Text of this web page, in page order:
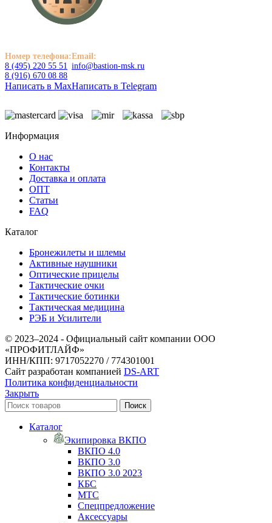
Номер телефона:
8 (495) 220 55 51
8 (916) 670 08 88
Email:
info@bastion-msk.ru
Написать в MaxНаписать в Telegram
Информация
О нас
Контакты
Доставка и оплата
ОПТ
Статьи
FAQ
Каталог
Бронежилеты и шлемы
Активные наушники
Оптические прицелы
Тактические очки
Тактические ботинки
Тактическая медицина
РЭБ и Усилители
© 2023–2024 - Официальный сайт компании ООО
«ПРОФИТЛАЙФ»
ИНН/КПП: 9717052270 / 774301001
Сайт разработан компанией DS-ART
Политика конфиденциальности
Закрыть
Поиск
Каталог
Экипировка ВКПО
ВКПО 4.0
ВКПО 3.0
ВКПО 3.0 2023
КБС
МТС
Спецпредложение
Аксессуары